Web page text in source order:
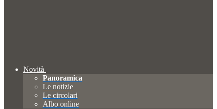
Novità
Panoramica
Le notizie
Le circolari
Albo online